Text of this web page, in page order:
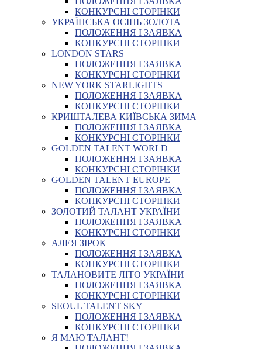
КОНКУРСНІ СТОРІНКИ
УКРАЇНСЬКА ОСІНЬ ЗОЛОТА
ПОЛОЖЕННЯ І ЗАЯВКА
КОНКУРСНІ СТОРІНКИ
LONDON STARS
ПОЛОЖЕННЯ І ЗАЯВКА
КОНКУРСНІ СТОРІНКИ
NEW YORK STARLIGHTS
ПОЛОЖЕННЯ І ЗАЯВКА
КОНКУРСНІ СТОРІНКИ
КРИШТАЛЕВА КИЇВСЬКА ЗИМА
ПОЛОЖЕННЯ І ЗАЯВКА
КОНКУРСНІ СТОРІНКИ
GOLDEN TALENT WORLD
ПОЛОЖЕННЯ І ЗАЯВКА
КОНКУРСНІ СТОРІНКИ
GOLDEN TALENT EUROPE
ПОЛОЖЕННЯ І ЗАЯВКА
КОНКУРСНІ СТОРІНКИ
ЗОЛОТИЙ ТАЛАНТ УКРАЇНИ
ПОЛОЖЕННЯ І ЗАЯВКА
КОНКУРСНІ СТОРІНКИ
АЛЕЯ ЗІРОК
ПОЛОЖЕННЯ І ЗАЯВКА
КОНКУРСНІ СТОРІНКИ
ТАЛАНОВИТЕ ЛІТО УКРАЇНИ
ПОЛОЖЕННЯ І ЗАЯВКА
КОНКУРСНІ СТОРІНКИ
SEOUL TALENT SKY
ПОЛОЖЕННЯ І ЗАЯВКА
КОНКУРСНІ СТОРІНКИ
Я МАЮ ТАЛАНТ!